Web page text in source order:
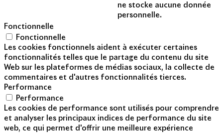
ne stocke aucune donnée
personnelle.
Fonctionnelle
Fonctionnelle
Les cookies fonctionnels aident à exécuter certaines
fonctionnalités telles que le partage du contenu du site
Web sur les plateformes de médias sociaux, la collecte de
commentaires et d'autres fonctionnalités tierces.
Performance
Performance
Les cookies de performance sont utilisés pour comprendre
et analyser les principaux indices de performance du site
web, ce qui permet d'offrir une meilleure expérience